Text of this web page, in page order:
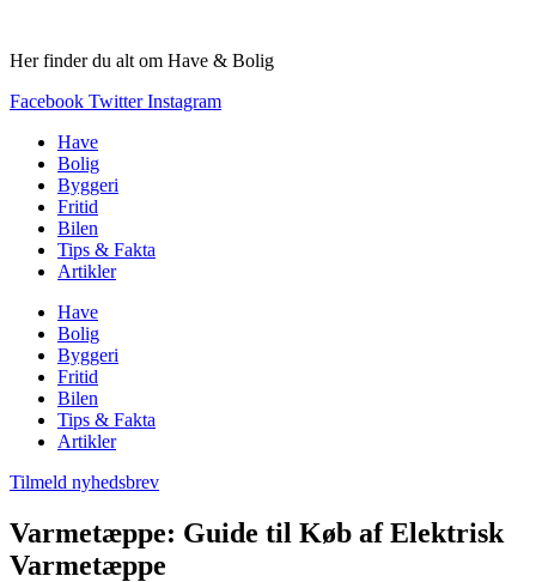
indhold
Her finder du alt om Have & Bolig
Facebook Twitter Instagram
Have
Bolig
Byggeri
Fritid
Bilen
Tips & Fakta
Artikler
Have
Bolig
Byggeri
Fritid
Bilen
Tips & Fakta
Artikler
Tilmeld nyhedsbrev
Varmetæppe: Guide til Køb af Elektrisk
Varmetæppe